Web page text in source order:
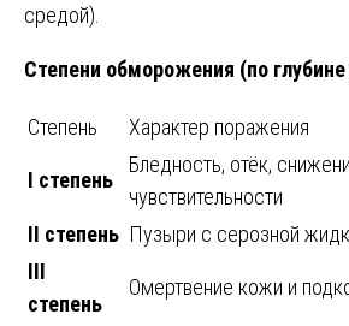
средой).
Степени обморожения (по
Степень Характер поражения
I степень
Бледность, отёк,
чувствительности
II степень Пузыри с серозной
III
степень
Омертвение кожи и